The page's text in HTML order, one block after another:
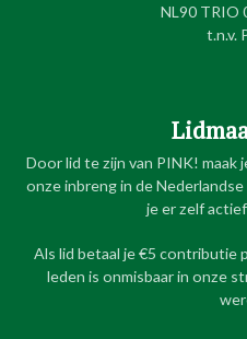
NL90 TRIO
t.n.v.
Door lid te zijn van PINK! maak
onze inbreng in de
je er zelf
Als lid betaal je €5 contributie
leden is onmisbaar in onze